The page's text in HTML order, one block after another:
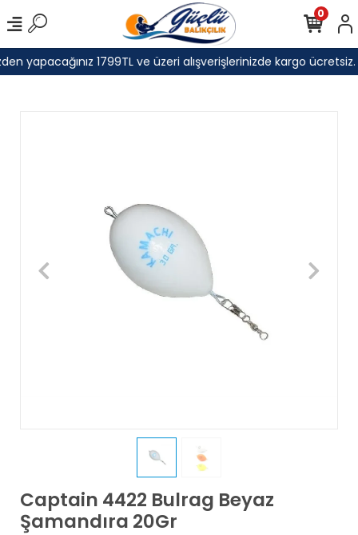
yapacağınız 1799TL ve üzeri alışverişlerinizde kargo ücretsiz.
0
Captain 4422 Bulrag Beyaz
Şamandıra 20Gr